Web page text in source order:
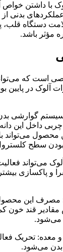
با داشتن خواص
بدنی
دستگاه قلب،
مؤثر باشد.
است که
آلوک در پایین
گوارشی بدن
چربی داخل این
محصول
بودن سطح
می‌تواند
و پاکسازی
مصرف این محصول
قند خون
می‌شود.
و معده: تحریک
می‌شود.